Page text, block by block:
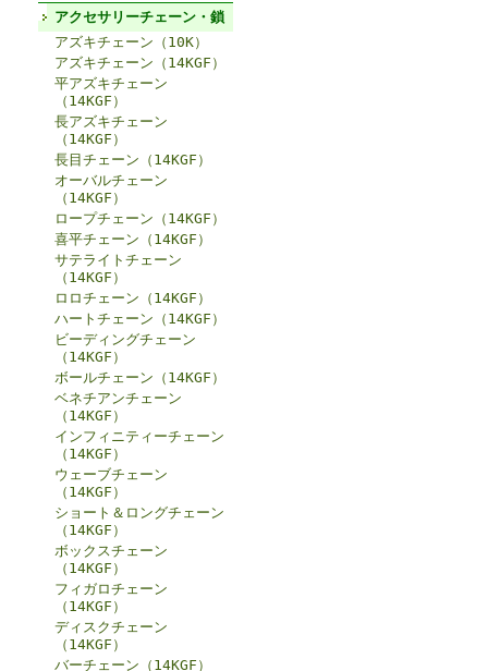
アクセサリーチェーン・鎖
アズキチェーン（10K）
アズキチェーン（14KGF）
平アズキチェーン
（14KGF）
長アズキチェーン
（14KGF）
長目チェーン（14KGF）
オーバルチェーン
（14KGF）
ロープチェーン（14KGF）
喜平チェーン（14KGF）
サテライトチェーン
（14KGF）
ロロチェーン（14KGF）
ハートチェーン（14KGF）
ビーディングチェーン
（14KGF）
ボールチェーン（14KGF）
ベネチアンチェーン
（14KGF）
インフィニティーチェーン
（14KGF）
ウェーブチェーン
（14KGF）
ショート＆ロングチェーン
（14KGF）
ボックスチェーン
（14KGF）
フィガロチェーン
（14KGF）
ディスクチェーン
（14KGF）
バーチェーン（14KGF）